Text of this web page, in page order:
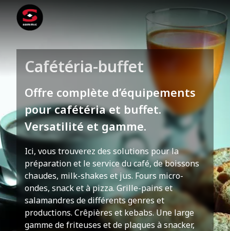
Cafétéria-buffet
Offre complète d’équipements
pour cafétéria et buffet.
Versatilité et gamme.
Ici, vous trouverez des solutions pour la
préparation et le service du café, de boissons
chaudes, milk-shakes et jus. Fours micro-
ondes, snack et à pizza. Grille-pains et
salamandres de différents genres et
productions. Crêpières et kebabs. Une large
gamme de friteuses et de plaques à snacker,